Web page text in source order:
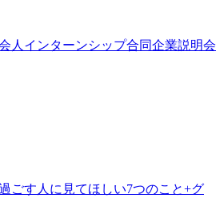
人インターンシップ合同企業説明会
ごす人に見てほしい7つのこと+グ